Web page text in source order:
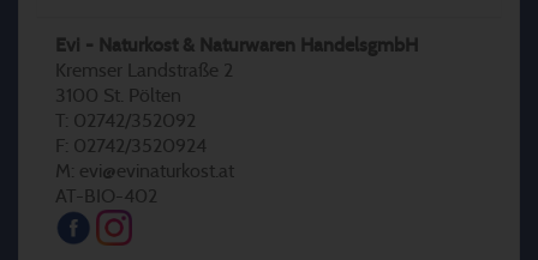
Evi - Naturkost & Naturwaren HandelsgmbH
Kremser Landstraße 2
3100 St. Pölten
T: 02742/352092
F: 02742/3520924
M: evi@evinaturkost.at
AT-BIO-402